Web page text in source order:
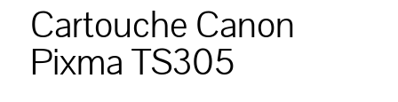
Cartouche Canon
Pixma TS305